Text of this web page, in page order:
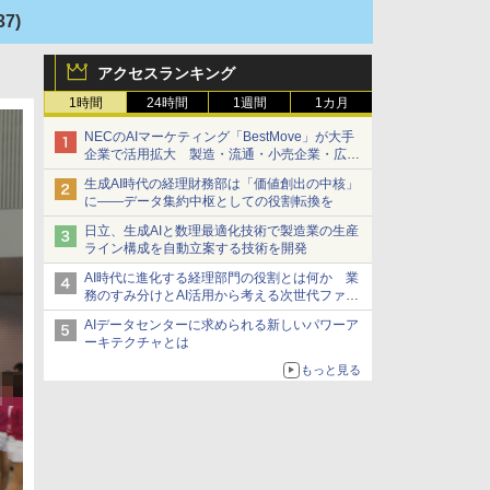
アクセスランキング
1時間 24時間 1週間 1カ月
NECのAIマーケティング「BestMove」が大手
企業で活用拡大 製造・流通・小売企業・広告
代理店などが実装フェーズへ
生成AI時代の経理財務部は「価値創出の中核」
に――データ集約中枢としての役割転換を
日立、生成AIと数理最適化技術で製造業の生産
ライン構成を自動立案する技術を開発
AI時代に進化する経理部門の役割とは何か 業
務のすみ分けとAI活用から考える次世代ファイ
ナンス戦略
AIデータセンターに求められる新しいパワーア
ーキテクチャとは
もっと見る